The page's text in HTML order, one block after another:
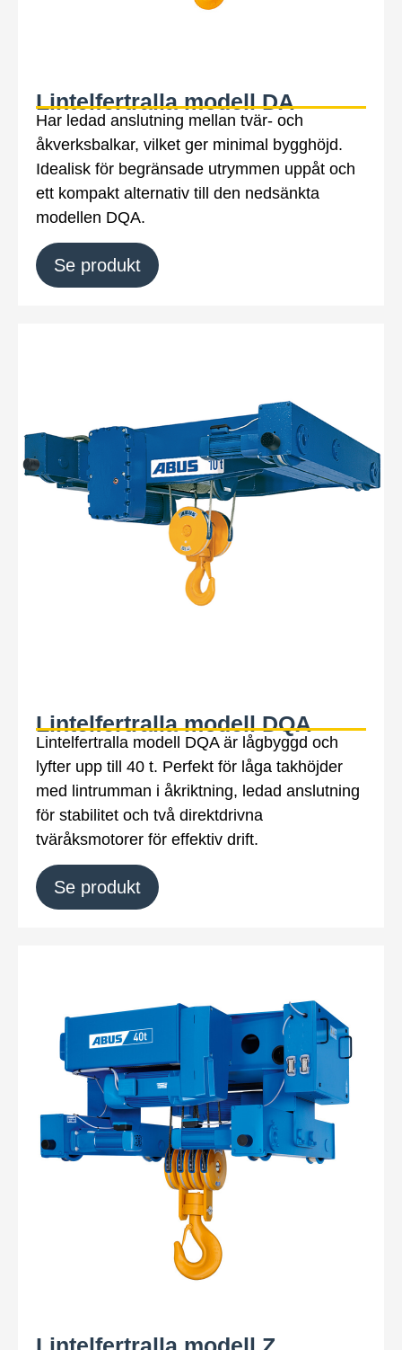
Lintelfertralla modell DA
Har ledad anslutning mellan tvär- och
åkverksbalkar, vilket ger minimal bygghöjd.
Idealisk för begränsade utrymmen uppåt och
ett kompakt alternativ till den nedsänkta
modellen DQA.
Se produkt
Lintelfertralla modell DQA
Lintelfertralla modell DQA är lågbyggd och
lyfter upp till 40 t. Perfekt för låga takhöjder
med lintrumman i åkriktning, ledad anslutning
för stabilitet och två direktdrivna
tväråksmotorer för effektiv drift.
Se produkt